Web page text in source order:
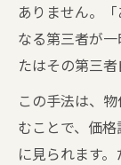
ありません。
なる第三者が
たはその第三者
この手法は、
むことで、価
に見られます